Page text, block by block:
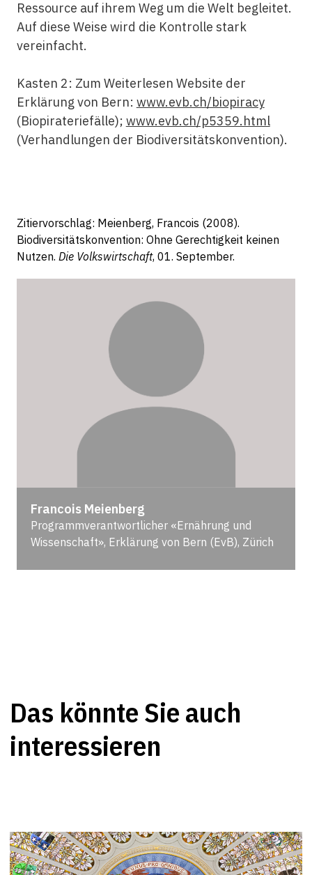
Ressource auf ihrem Weg um die Welt begleitet.
Auf diese Weise wird die Kontrolle stark
vereinfacht.
Kasten 2: Zum Weiterlesen Website der
Erklärung von Bern: www.evb.ch/biopiracy
(Biopirateriefälle); www.evb.ch/p5359.html
(Verhandlungen der Biodiversitätskonvention).
Zitiervorschlag: Meienberg, Francois (2008).
Biodiversitätskonvention: Ohne Gerechtigkeit keinen
Nutzen. Die Volkswirtschaft, 01. September.
Francois Meienberg
Programmverantwortlicher «Ernährung und
Wissenschaft», Erklärung von Bern (EvB), Zürich
Das könnte Sie auch
interessieren